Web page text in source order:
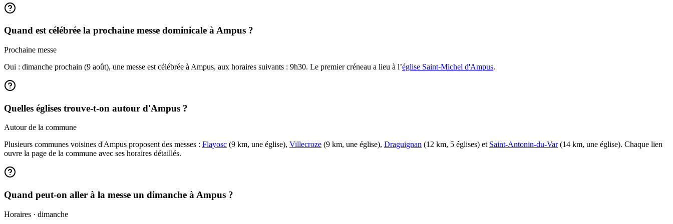
Quand est célébrée la prochaine messe dominicale à Ampus ?
Prochaine messe
Oui : dimanche prochain (9 août), une messe est célébrée à Ampus, aux horaires suivants : 9h30. Le premier créneau a lieu à l’église Saint-Michel d'Ampus.
Quelles églises trouve-t-on autour d'Ampus ?
Autour de la commune
Plusieurs communes voisines d'Ampus proposent des messes : Flayosc (9 km, une église), Villecroze (9 km, une église), Draguignan (12 km, 5 églises) et Saint-Antonin-du-Var(14 km, une église). Chaque lien
ouvre la page de la commune avec ses horaires détaillés.
Quand peut-on aller à la messe un dimanche à Ampus ?
Horaires · dimanche